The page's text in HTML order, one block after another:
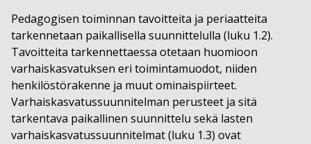
Pedagogisen toiminnan tavoitteita ja periaatteita
tarkennetaan paikallisella suunnittelulla (luku 1.2).
Tavoitteita tarkennettaessa otetaan huomioon
varhaiskasvatuksen eri toimintamuodot, niiden
henkilöstörakenne ja muut ominaispiirteet.
Varhaiskasvatussuunnitelman perusteet ja sitä
tarkentava paikallinen suunnittelu sekä lasten
varhaiskasvatussuunnitelmat (luku 1.3) ovat